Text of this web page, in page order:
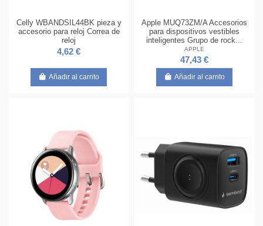
Celly WBANDSIL44BK pieza y
accesorio para reloj Correa de
reloj
4,62 €
Añadir al carrito
Apple MUQ73ZM/A Accesorios
para dispositivos vestibles
inteligentes Grupo de rock...
APPLE
47,43 €
Añadir al carrito